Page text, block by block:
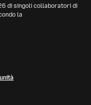
di singoli collaboratori di
la